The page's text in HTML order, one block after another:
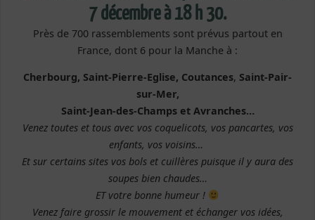
7 décembre à 18 h 30.
Près de 700 rassemblements sont prévus partout en
France, dont 6 pour la Manche à :
Cherbourg, Saint-Pierre-Eglise, Coutances, Saint-Pair-
sur-Mer,
Saint-Jean-des-Champs et Avranches…
Venez toutes et tous avec vos coquelicots, vos pancartes, vos
enfants, vos voisins…
Et sur certains sites vos bols et cuillères puisque il y aura des
soupes bien chaudes…
ET votre bonne humeur !
Venez faire grossir le mouvement et échanger vos idées,